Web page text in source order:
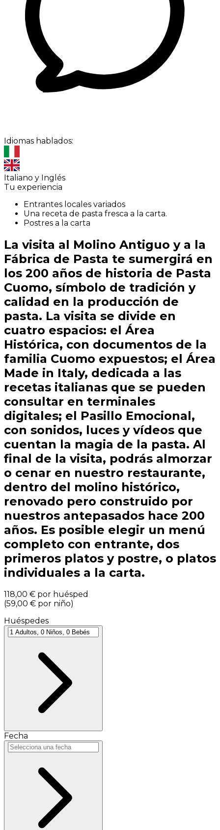
Idiomas hablados:
Italiano y Inglés
Tu experiencia
Entrantes locales variados
Una receta de pasta fresca a la carta.
Postres a la carta
La visita al Molino Antiguo y a la
Fábrica de Pasta te sumergirá en
los 200 años de historia de Pasta
Cuomo, símbolo de tradición y
calidad en la producción de
pasta. La visita se divide en
cuatro espacios: el Área
Histórica, con documentos de la
familia Cuomo expuestos; el Área
Made in Italy, dedicada a las
recetas italianas que se pueden
consultar en terminales
digitales; el Pasillo Emocional,
con sonidos, luces y vídeos que
cuentan la magia de la pasta. Al
final de la visita, podrás almorzar
o cenar en nuestro restaurante,
dentro del molino histórico,
renovado pero construido por
nuestros antepasados hace 200
años. Es posible elegir un menú
completo con entrante, dos
primeros platos y postre, o platos
individuales a la carta.
118,00 € por huésped
(59,00 € por niño)
Huéspedes
Fecha